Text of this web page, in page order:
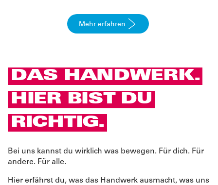
Mehr erfahren
DAS HANDWERK.
HIER BIST DU
RICHTIG.
Bei uns kannst du wirklich was bewegen. Für dich. Für
andere. Für alle.
Hier erfährst du, was das Handwerk ausmacht, was uns